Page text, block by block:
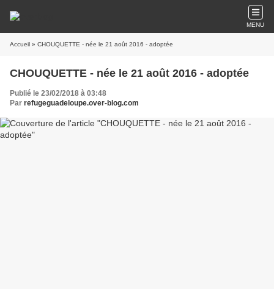
MENU
Accueil » CHOUQUETTE - née le 21 août 2016 - adoptée
CHOUQUETTE - née le 21 août 2016 - adoptée
Publié le 23/02/2018 à 03:48
Par refugeguadeloupe.over-blog.com